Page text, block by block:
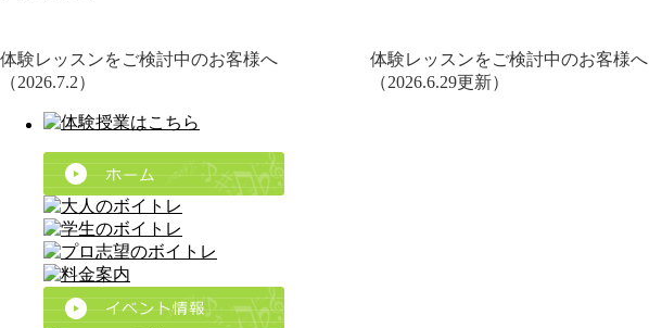
体験レッスンをご検討中のお客様へ
（2026.7.2）
体験レッスンをご検討中のお客様へ
（2026.6.29更新）